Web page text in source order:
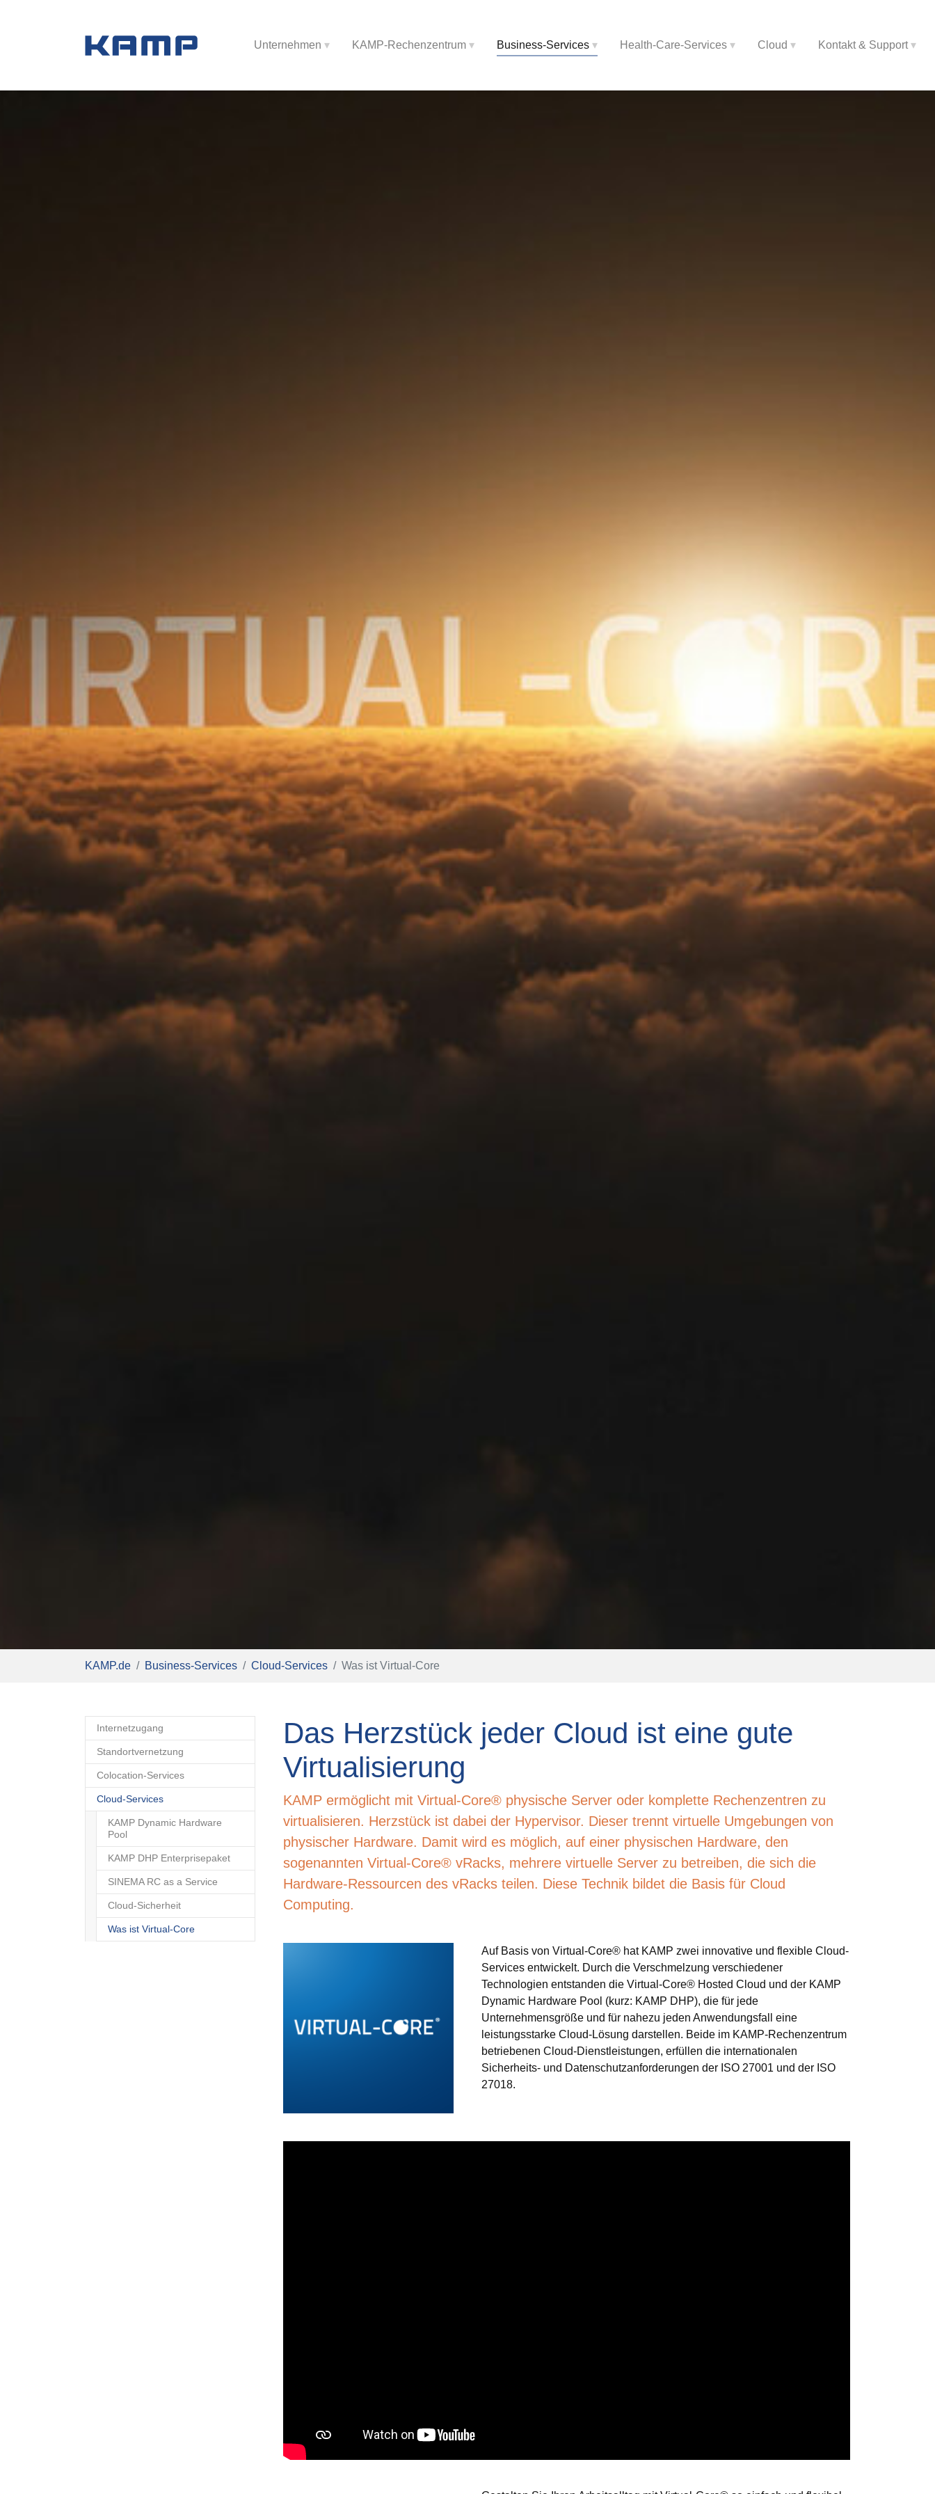
Unternehmen KAMP-Rechenzentrum Business-Services Health-Care-Services Cloud Kontakt & Support
KAMP.de Business-Services Cloud-Services Was ist Virtual-Core
Internetzugang
Standortvernetzung
Colocation-Services
Cloud-Services
KAMP Dynamic Hardware
Pool
KAMP DHP Enterprisepaket
SINEMA RC as a Service
Cloud-Sicherheit
Was ist Virtual-Core
Das Herzstück jeder Cloud ist eine gute
Virtualisierung
KAMP ermöglicht mit Virtual-Core® physische Server oder komplette Rechenzentren zu
virtualisieren. Herzstück ist dabei der Hypervisor. Dieser trennt virtuelle Umgebungen von
physischer Hardware. Damit wird es möglich, auf einer physischen Hardware, den
sogenannten Virtual-Core® vRacks, mehrere virtuelle Server zu betreiben, die sich die
Hardware-Ressourcen des vRacks teilen. Diese Technik bildet die Basis für Cloud
Computing.
Auf Basis von Virtual-Core® hat KAMP zwei innovative und flexible Cloud-
Services entwickelt. Durch die Verschmelzung verschiedener
Technologien entstanden die Virtual-Core® Hosted Cloud und der KAMP
Dynamic Hardware Pool (kurz: KAMP DHP), die für jede
Unternehmensgröße und für nahezu jeden Anwendungsfall eine
leistungsstarke Cloud-Lösung darstellen. Beide im KAMP-Rechenzentrum
betriebenen Cloud-Dienstleistungen, erfüllen die internationalen
Sicherheits- und Datenschutzanforderungen der ISO 27001 und der ISO
27018.